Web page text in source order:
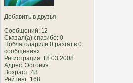
Добавить в друзья
Сообщений: 12
Сказал(а) спасибо: 0
Поблагодарили 0 раз(а) в 0
сообщениях
Регистрация: 18.03.2008
Адрес: Эстония
Возраст: 48
Рейтинг: 168